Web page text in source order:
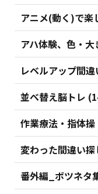
アニメ(動く)で楽
アハ体験、色・
レベルアップ間
並べ替え脳トレ
作業療法・指体
変わった間違い
番外編_ボツネタ